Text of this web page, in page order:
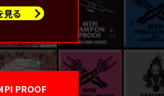
見る
PROOF